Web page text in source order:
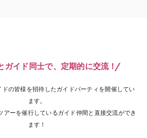
ガイド同士で、定期的に交流！
の皆様を招待したガイドパーティを開催してい
ます。
アーを催行しているガイド仲間と直接交流ができ
ます！